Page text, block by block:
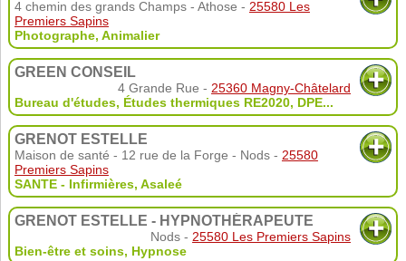
4 chemin des grands Champs - Athose - 25580 Les
Premiers Sapins
Photographe, Animalier
GREEN CONSEIL
4 Grande Rue - 25360 Magny-Châtelard
Bureau d'études, Études thermiques RE2020, DPE...
GRENOT ESTELLE
Maison de santé - 12 rue de la Forge - Nods - 25580
Premiers Sapins
SANTE - Infirmières, Asaleé
GRENOT ESTELLE - HYPNOTHÉRAPEUTE
Nods - 25580 Les Premiers Sapins
Bien-être et soins, Hypnose